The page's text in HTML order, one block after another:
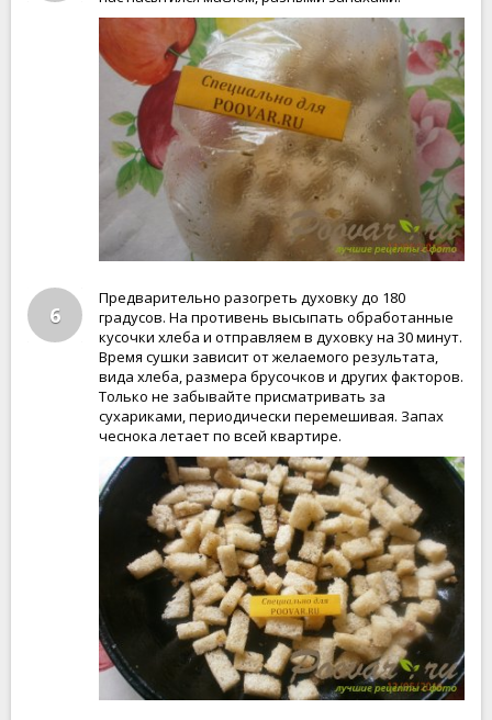
6
Предварительно разогреть духовку до 180
градусов. На противень высыпать обработанные
кусочки хлеба и отправляем в духовку на 30 минут.
Время сушки зависит от желаемого результата,
вида хлеба, размера брусочков и других факторов.
Только не забывайте присматривать за
сухариками, периодически перемешивая. Запах
чеснока летает по всей квартире.